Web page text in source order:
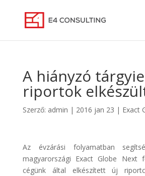
A hiányzó
riportok
Szerző: admin | 2016 jan 23 | Exact
Az évzárási folyamatban
magyarországi Exact Globe Next
cégünk által elkészített új